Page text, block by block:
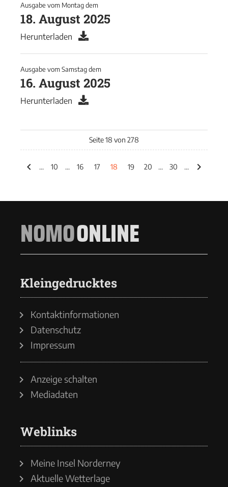
Ausgabe vom Montagdem
18. August 2025
Herunterladen
Ausgabe vom Samstagdem
16. August 2025
Herunterladen
Seite 18 von 278
... 10 ... 16 17 18 19 20 ... 30 ...
NOMOONLINE
Kleingedrucktes
Kontaktinformationen
Datenschutz
Impressum
Anzeige schalten
Mediadaten
Weblinks
Meine Insel Norderney
Aktuelle Wetterlage